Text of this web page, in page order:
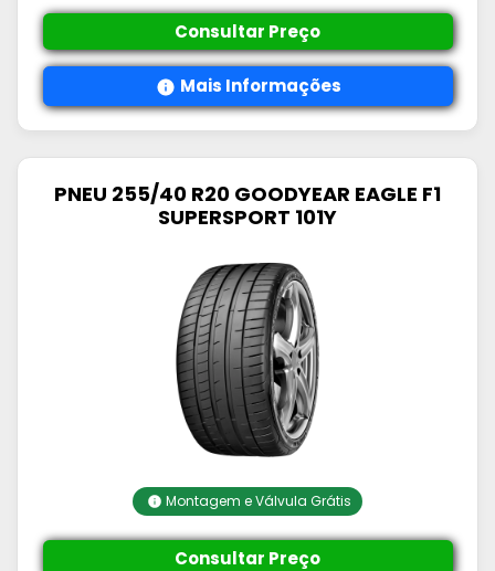
Consultar Preço
Mais Informações
PNEU 255/40 R20 GOODYEAR EAGLE F1
SUPERSPORT 101Y
Montagem e Válvula Grátis
Consultar Preço